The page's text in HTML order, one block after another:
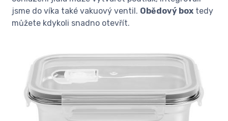
jsme do víka také vakuový ventil. Obědový box tedy
můžete kdykoli snadno otevřít.